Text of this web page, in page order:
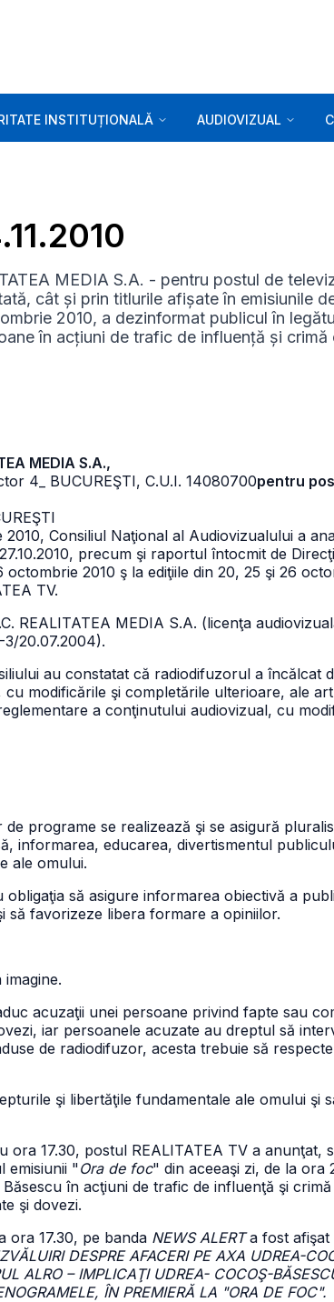
INSTITUȚIONALĂ AUDIOVIZUAL
MEDIA S.A. - pentru postul de
cât și prin titlurile afișate în emisiunile
2010, a dezinformat publicul în
în acțiuni de trafic de influență și crimă
MEDIA S.A.,
4 _ BUCUREŞTI, C.U.I. 14080700pentru
Consiliul Naţional al Audiovizualului a
precum şi raportul întocmit de
2010 ş la ediţiile din 20, 25 şi 26
TV.
REALITATEA MEDIA S.A. (licenţa
20.07.2004).
au constatat că radiodifuzorul a încălcat
modificările şi completările ulterioare, ale
a conţinutului audiovizual, cu
programe se realizează şi se asigură
informarea, educarea, divertismentul
ale omului.
să asigure informarea obiectivă a
să favorizeze libera formare a opiniilor.
acuzaţii unei persoane privind fapte sau
iar persoanele acuzate au dreptul să
de radiodifuzor, acesta trebuie să
şi libertăţile fundamentale ale omului şi
17.30, postul REALITATEA TV a anunţat,
emisiunii "Ora de foc" din aceeaşi zi, de la ora
în acţiuni de trafic de influenţă şi
şi dovezi.
ora 17.30, pe banda NEWS ALERTa fost afişat
DESPRE AFACERI PE AXA UDREA-
ALRO – IMPLICAŢI UDREA- COCOŞ-
ÎN PREMIERĂ LA "ORA DE FOC".